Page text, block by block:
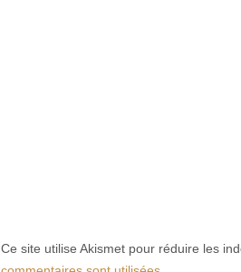
Ce site utilise Akismet pour réduire les